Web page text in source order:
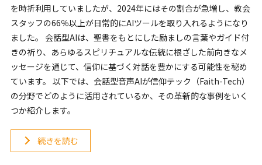
を時折利用していましたが、2024年にはその割合が急増し、教会
スタッフの66％以上が日常的にAIツールを取り入れるようになり
ました。 会話型AIは、聖書をもとにした励ましの言葉やガイド付
きの祈り、あらゆるスピリチュアルな伝統に根ざした前向きなメ
ッセージを通じて、信仰に基づく対話を豊かにする可能性を秘め
ています。 以下では、会話型音声AIが信仰テック（Faith-Tech）
の分野でどのように活用されているか、その革新的な事例をいく
つか紹介します。
続きを読む